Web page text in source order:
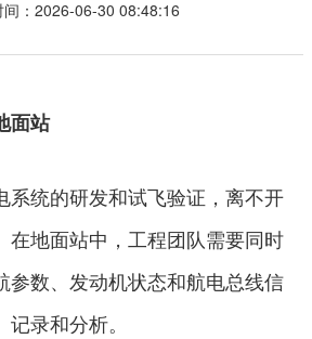
间：2026-06-30 08:48:16
面站
统的研发和试飞验证，离不开
在地面站中，工程团队需要同时
参数、发动机状态和航电总线信
录和分析。